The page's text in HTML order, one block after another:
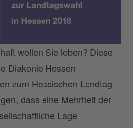
wollen Sie leben? Diese
Diakonie Hessen
zum Hessischen Landtag
dass eine Mehrheit der
Lage